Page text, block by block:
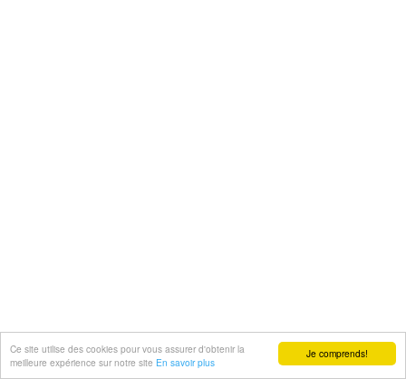
Je comprends!
Ce site utilise des cookies pour vous assurer d'obtenir la
meilleure expérience sur notre site En savoir plus